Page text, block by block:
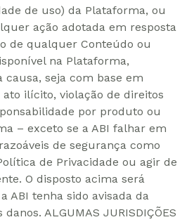
de uso) da Plataforma, ou
ação adotada em resposta
de qualquer Conteúdo ou
na Plataforma,
seja com base em
ilícito, violação de direitos
por produto ou
– exceto se a ABI falhar em
de segurança como
de Privacidade ou agir de
O disposto acima será
ABI tenha sido avisada da
ALGUMAS JURISDIÇÕES